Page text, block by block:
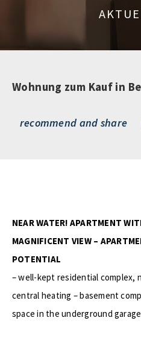
recommend and share
NEAR WATER! APARTMENT
MAGNIFICENT VIEW –
POTENTIAL
– well-kept residential complex,
central heating – basement
space in the underground